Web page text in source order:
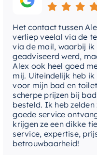
Het contact tussen Alex
verliep veelal via de
via de mail, waarbij ik
geadviseerd werd, maar
Alex ook heel goed
mij. Uiteindelijk heb ik
voor mijn bad en toilet
scherpe prijzen bij bad en
besteld. Ik heb zelden zo
goede service ontvangen.
krijgen ze een dikke tien
service, expertise, prijs en
betrouwbaarheid!